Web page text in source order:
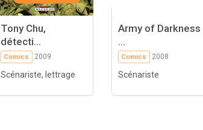
Tony Chu,
détecti...
Comics 2009
Scénariste, lettrage
Army of Darkness
...
Comics 2008
Scénariste